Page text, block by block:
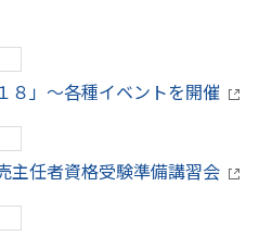
８」～各種イベントを開催
主任者資格受験準備講習会